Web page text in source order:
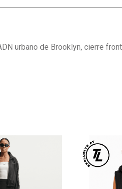
urbano de Brooklyn, cierre